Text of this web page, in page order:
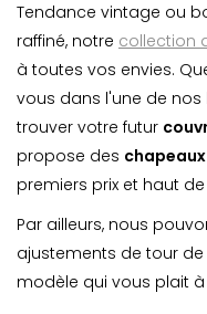
Tendance vintage ou
raffiné, notre collection
à toutes vos envies.
vous dans l'une de
trouver votre futur
propose des
premiers prix et haut
Par ailleurs, nous
ajustements de tour
modèle qui vous plait